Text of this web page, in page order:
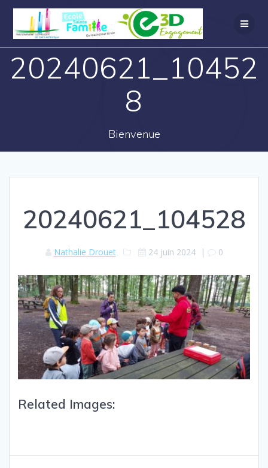
20240621_10452
8
Bienvenue
20240621_104528
Nathalie Drouet 24 juin 2024| 0
Related Images: